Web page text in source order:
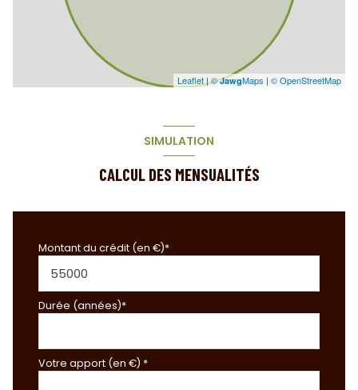
Leaflet|©JawgMaps | © OpenStreetMap
SIMULATION
CALCUL DES MENSUALITÉS
Montant du crédit (en €)*
Durée (années)*
Votre apport (en €) *